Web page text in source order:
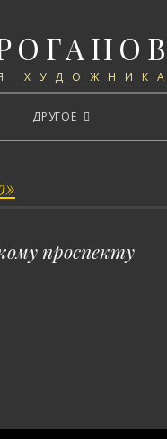
ХУДОЖНИКА
ДРУГОЕ
проспекту